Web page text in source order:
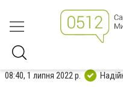
08:40, 1 липня 2022 р.